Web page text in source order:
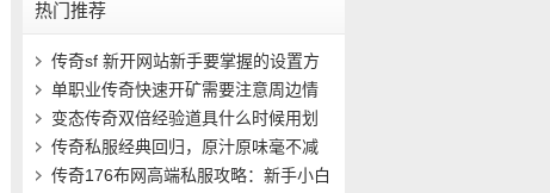
热门推荐
传奇sf 新开网站新手要掌握的设置方
法(10)
单职业传奇快速开矿需要注意周边情
况(10)
变态传奇双倍经验道具什么时候用划
算(14)
传奇私服经典回归，原汁原味毫不减
价！- (14)
传奇176布网高端私服攻略：新手小白